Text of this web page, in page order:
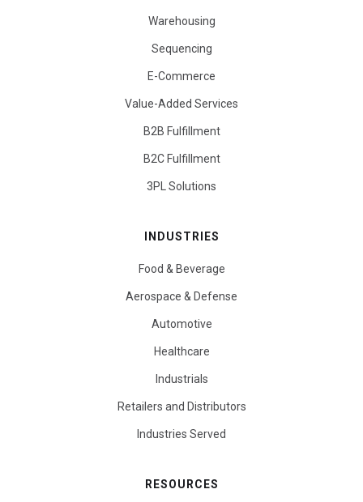
Warehousing
Sequencing
E-Commerce
Value-Added Services
B2B Fulfillment
B2C Fulfillment
3PL Solutions
INDUSTRIES
Food & Beverage
Aerospace & Defense
Automotive
Healthcare
Industrials
Retailers and Distributors
Industries Served
RESOURCES